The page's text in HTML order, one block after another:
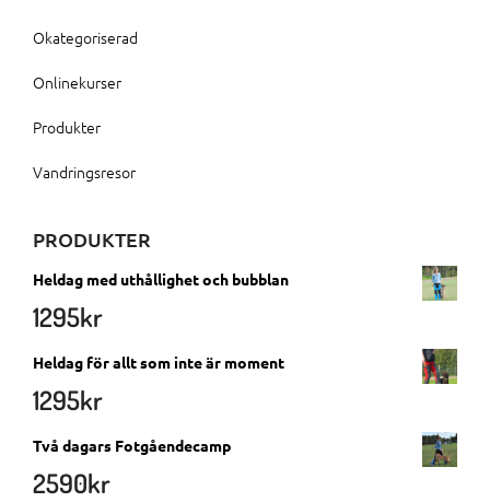
Okategoriserad
Onlinekurser
Produkter
Vandringsresor
PRODUKTER
Heldag med uthållighet och bubblan
1295kr
Heldag för allt som inte är moment
1295kr
Två dagars Fotgåendecamp
2590kr